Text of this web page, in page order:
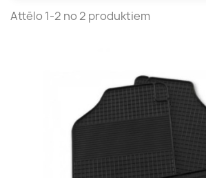
Attēlo 1-2 no 2 produktiem